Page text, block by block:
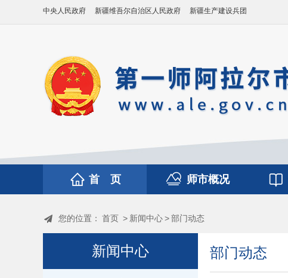
中央人民政府 新疆维吾尔自治区人民政府 新疆生产建设兵团
首 页 师市概况
您的位置： 首页 > 新闻中心>部门动态
新闻中心 部门动态